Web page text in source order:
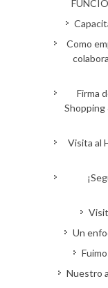
Como
Firma
Shopping
Visita al
Un
Nuestro